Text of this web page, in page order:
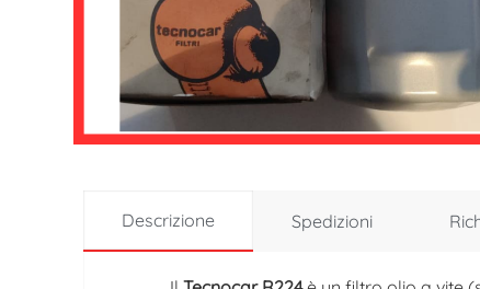
Descrizione Spedizioni